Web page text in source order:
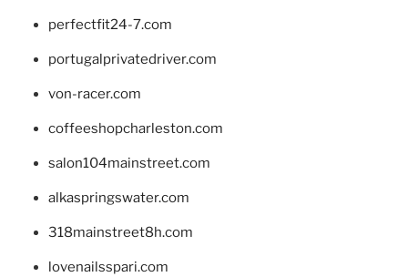
perfectfit24-7.com
portugalprivatedriver.com
von-racer.com
coffeeshopcharleston.com
salon104mainstreet.com
alkaspringswater.com
318mainstreet8h.com
lovenailsspari.com